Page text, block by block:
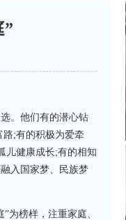
。他们有的潜心钻
路;有的积极为爱牵
儿健康成长;有的相知
入国家梦、民族梦
榜样，注重家庭、